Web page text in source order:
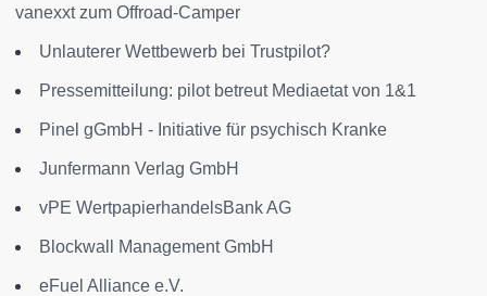
vanexxt zum Offroad-Camper
Unlauterer Wettbewerb bei Trustpilot?
Pressemitteilung: pilot betreut Mediaetat von 1&1
Pinel gGmbH - Initiative für psychisch Kranke
Junfermann Verlag GmbH
vPE WertpapierhandelsBank AG
Blockwall Management GmbH
eFuel Alliance e.V.